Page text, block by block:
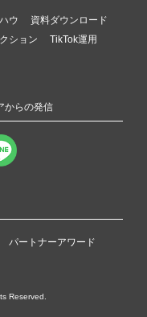
ウ
資料ダウンロード
ション
TikTok運用
からの発信
パートナーアワード
Reserved.